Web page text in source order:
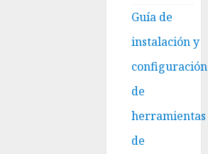
Guía de
instalación y
configuración
de
herramientas
de